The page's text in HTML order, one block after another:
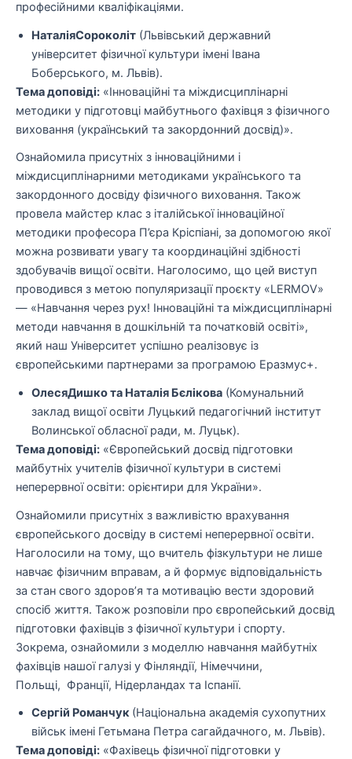
професійними кваліфікаціями.
НаталіяСороколіт (Львівський державний
університет фізичної культури імені Івана
Боберського, м. Львів).
Тема доповіді: «Інноваційні та міждисциплінарні
методики у підготовці майбутнього фахівця з фізичного
виховання (український та закордонний досвід)».
Ознайомила присутніх з інноваційними і
міждисциплінарними методиками українського та
закордонного досвіду фізичного виховання. Також
провела майстер клас з італійської інноваційної
методики професора П’єра Кріспіані, за допомогою якої
можна розвивати увагу та координаційні здібності
здобувачів вищої освіти. Наголосимо, що цей виступ
проводився з метою популяризації проєкту «LERMOV»
— «Навчання через рух! Інноваційні та міждисциплінарні
методи навчання в дошкільній та початковій освіті»,
який наш Університет успішно реалізовує із
європейськими партнерами за програмою Еразмус+.
ОлесяДишко та Наталія Бєлікова (Комунальний
заклад вищої освіти Луцький педагогічний інститут
Волинської обласної ради, м. Луцьк).
Тема доповіді: «Європейський досвід підготовки
майбутніх учителів фізичної культури в системі
неперервної освіти: орієнтири для України».
Ознайомили присутніх з важливістю врахування
європейського досвіду в системі неперервної освіти.
Наголосили на тому, що вчитель фізкультури не лише
навчає фізичним вправам, а й формує відповідальність
за стан свого здоров’я та мотивацію вести здоровий
спосіб життя. Також розповіли про європейський досвід
підготовки фахівців з фізичної культури і спорту.
Зокрема, ознайомили з моделлю навчання майбутніх
фахівців нашої галузі у Фінляндії, Німеччини,
Польщі, Франції, Нідерландах та Іспанії.
Сергій Романчук (Національна академія сухопутних
військ імені Гетьмана Петра сагайдачного, м. Львів).
Тема доповіді: «Фахівець фізичної підготовки у